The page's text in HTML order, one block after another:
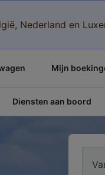
Nederland en
Mijn
Diensten aan boord